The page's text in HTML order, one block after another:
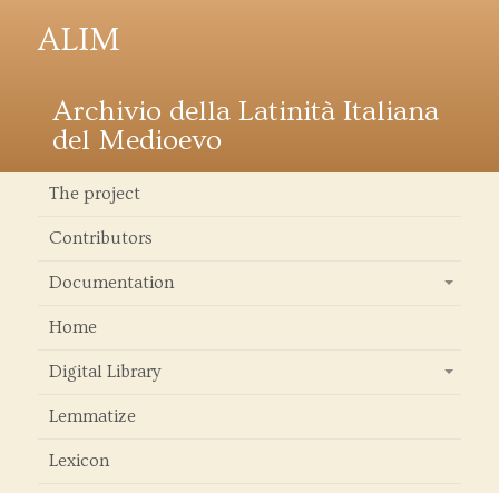
ALIM
Archivio della Latinità Italiana
del Medioevo
The project
Contributors
Documentation
Home
Digital Library
Lemmatize
Lexicon